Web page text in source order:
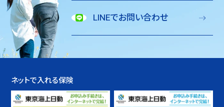
LINEでお問い合わせ
ネットで入れる保険